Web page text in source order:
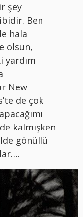
şey
Ben
hala
olsun,
yardım
New
de çok
kalmışken
gönüllü